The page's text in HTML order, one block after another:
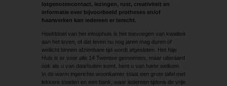
lotgenotencontact, lezingen, rust, creativiteit en
informatie over bijvoorbeeld protheses en/of
haarwerken kan iedereen er terecht.
Hoofddoel van het inloophuis is het toevoegen van kwaliteit
aan het leven, of dat leven nu nog jaren mag duren of
wellicht binnen afzienbare tijd wordt afgesloten. Het Nije
Huis is er voor alle 14 Twentse gemeentes, maar uiteraard
ook als u van daarbuiten komt, bent u van harte welkom.
In de warm ingerichte woonkamer staat een grote tafel met
lekkere stoelen en een bank, waar iedereen tijdens de vrije